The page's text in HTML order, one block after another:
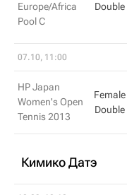
Europe/Africa
Pool C
Double
07.10, 11:00
HP Japan
Women's Open
Tennis 2013
Female
Double
Кимико Датэ